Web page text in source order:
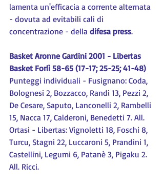
lamenta un'efficacia a corrente alternata
- dovuta ad evitabili cali di
concentrazione - della difesa press.
Basket Aronne Gardini 2001 - Libertas
Basket Forlì 58-65 (17-17; 25-25; 41-48)
Punteggi individuali - Fusignano: Coda,
Bolognesi 2, Bozzacco, Randi 13, Pezzi 2,
De Cesare, Saputo, Lanconelli 2, Rambelli
15, Nacca 17, Calderoni, Benedetti 7. All.
Ortasi - Libertas: Vignoletti 18, Foschi 8,
Turcu, Stagni 22, Luccaroni 5, Prandini 1,
Castellini, Legumi 6, Patanè 3, Pigaku 2.
All. Ricci.